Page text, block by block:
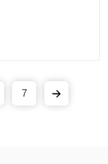
7